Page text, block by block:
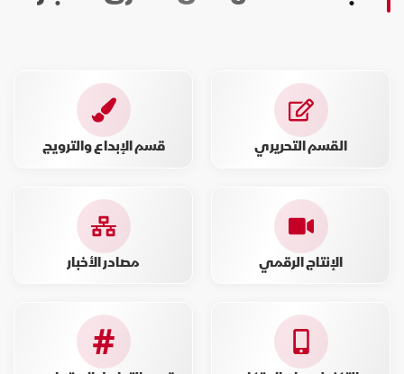
القسم التحريري قسم الإبداع والترويج
الإنتاج الرقمي مصادر الأخبار